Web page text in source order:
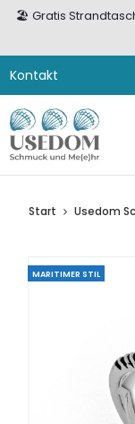
🏖️ Gratis
Kontakt
Start Usedom
MARITIMER STIL